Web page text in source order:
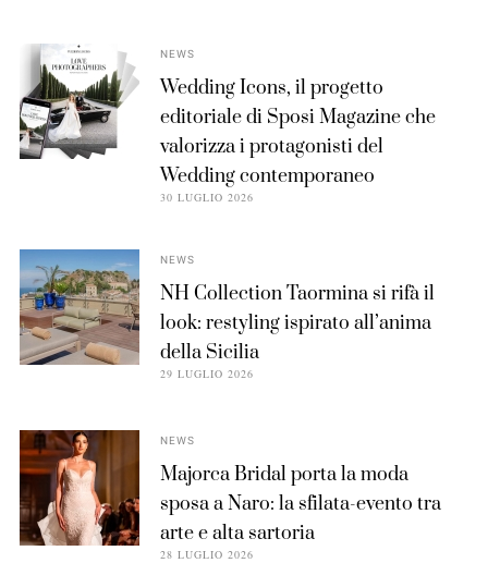
NEWS
Wedding Icons, il progetto
editoriale di Sposi Magazine che
valorizza i protagonisti del
Wedding contemporaneo
30 LUGLIO 2026
NEWS
NH Collection Taormina si rifà il
look: restyling ispirato all’anima
della Sicilia
29 LUGLIO 2026
NEWS
Majorca Bridal porta la moda
sposa a Naro: la sfilata-evento tra
arte e alta sartoria
28 LUGLIO 2026